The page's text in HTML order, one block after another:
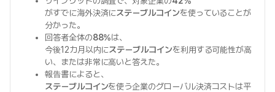
がすでに海外決済にステーブルコインを使っていることが
分かった。
回答者全体の88%は、
今後12カ月以内にステーブルコインを利用する可能性が高
い、または非常に高いと答えた。
報告書によると、
ステーブルコインを使う企業のグローバル決済コストは平